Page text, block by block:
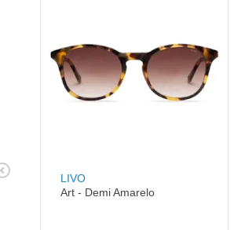
LIVO
Art - Demi Amarelo